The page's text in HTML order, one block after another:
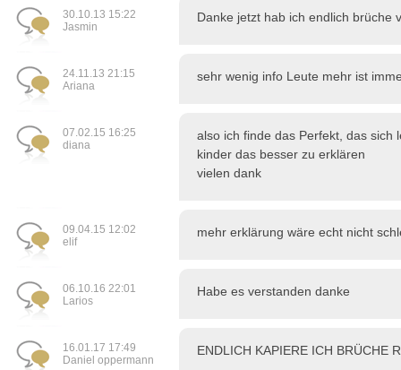
30.10.13 15:22
Jasmin
Danke jetzt hab ich endlich brüche
24.11.13 21:15
Ariana
sehr wenig info Leute mehr ist
07.02.15 16:25
diana
also ich finde das Perfekt, das sich
kinder das besser zu erklären
vielen dank
09.04.15 12:02
elif
mehr erklärung wäre echt nicht
06.10.16 22:01
Larios
Habe es verstanden danke
16.01.17 17:49
Daniel oppermann
ENDLICH KAPIERE ICH BRÜCHE